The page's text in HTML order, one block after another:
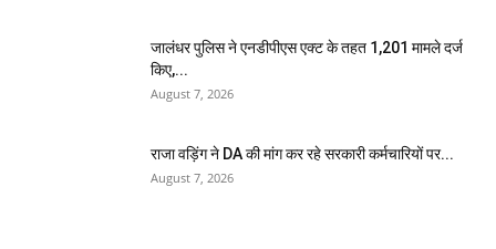
जालंधर पुलिस ने एनडीपीएस एक्ट के तहत 1,201 मामले दर्ज
किए,...
August 7, 2026
राजा वड़िंग ने DA की मांग कर रहे सरकारी कर्मचारियों पर...
August 7, 2026